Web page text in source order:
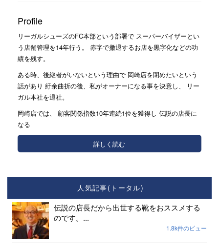
Profile
リーガルシューズのFC本部という部署で スーパーバイザーとい
う店舗管理を14年行う。 赤字で撤退するお店を黒字化などの功
績を残す。
ある時、後継者がいないという理由で 岡崎店を閉めたいという
話があり 紆余曲折の後、私がオーナーになる事を決意し、 リー
ガル本社を退社。
岡崎店では、 顧客関係指数10年連続1位を獲得し 伝説の店長に
なる
詳しく読む
人気記事(トータル)
伝説の店長だから出世する靴をおススメする
のです。...
1.8k件のビュー